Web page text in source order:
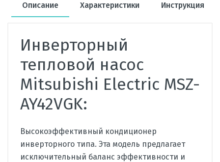
Описание Характеристики Инструкция
Инверторный
тепловой насос
Mitsubishi Electric MSZ-
AY42VGK:
Высокоэффективный кондиционер
инверторного типа. Эта модель предлагает
исключительный баланс эффективности и